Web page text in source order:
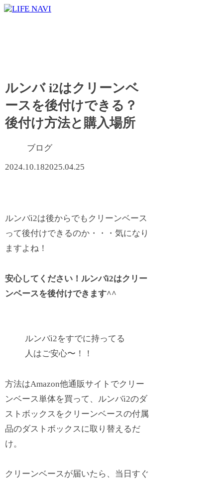
ルンバ i2はクリーンベ
ースを後付けできる？
後付け方法と購入場所
ブログ
2024.10.182025.04.25
ルンバi2は後からでもクリーンベース
って後付けできるのか・・・気になり
ますよね！
安心してください！ ルンバi2はクリー
ンベースを後付けできます^^
ルンバi2をすでに持ってる
人はご安心〜！！
方法はAmazon他通販サイトでクリー
ンベース単体を買って、ルンバi2のダ
ストボックスをクリーンベースの付属
品のダストボックスに取り替えるだ
け。
クリーンベースが届いたら、当日すぐ